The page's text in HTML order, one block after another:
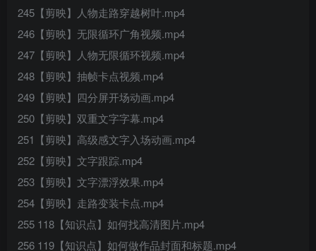
245【剪映】人物走路穿越树叶.mp4
246【剪映】无限循环广角视频.mp4
247【剪映】人物无限循环视频.mp4
248【剪映】抽帧卡点视频.mp4
249【剪映】四分屏开场动画.mp4
250【剪映】双重文字字幕.mp4
251【剪映】高级感文字入场动画.mp4
252【剪映】文字跟踪.mp4
253【剪映】文字漂浮效果.mp4
254【剪映】走路变装卡点.mp4
255 118【知识点】如何找高清图片.mp4
256 119【知识点】如何做作品封面和标题.mp4